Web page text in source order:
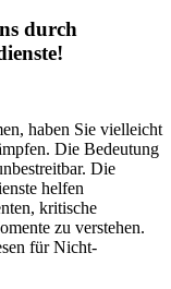
durch
haben Sie vielleicht
Die Bedeutung
Die
helfen
kritische
zu verstehen.
für Nicht-